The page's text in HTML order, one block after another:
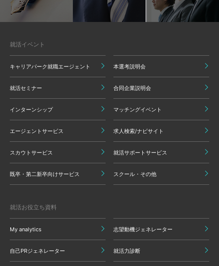
就活イベント
キャリアパーク就職エージェント 本選考説明会
就活セミナー 合同企業説明会
インターンシップ マッチングイベント
エージェントサービス 求人検索/ナビサイト
スカウトサービス 就活サポートサービス
既卒・第二新卒向けサービス スクール・その他
就活お役立ち資料
My analytics 志望動機ジェネレーター
自己PRジェネレーター 就活力診断